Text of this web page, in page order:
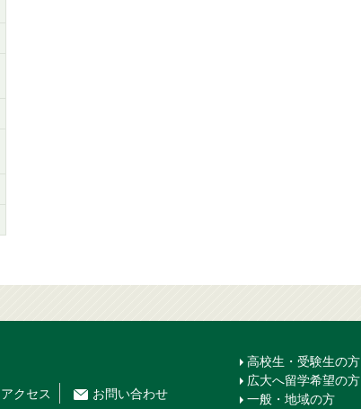
高校生・受験生の方
広大へ留学希望の方
一般・地域の方
アクセス お問い合わせ